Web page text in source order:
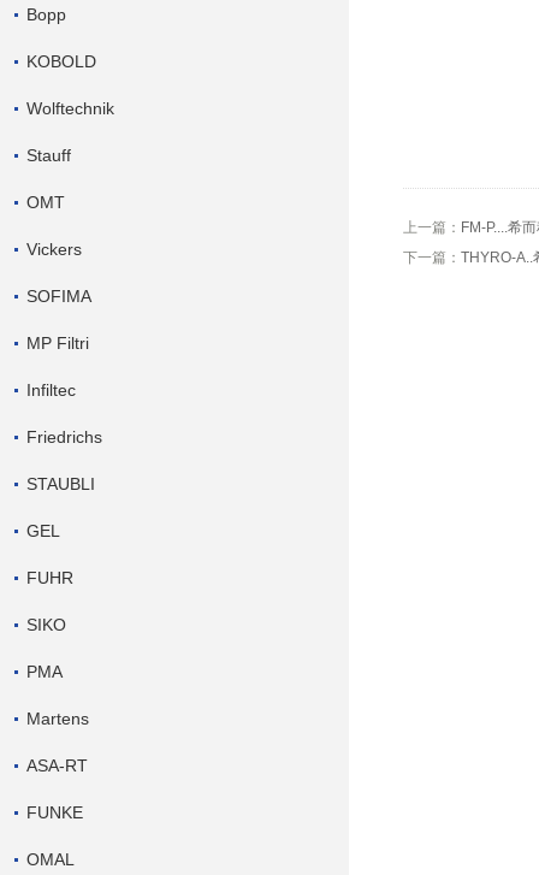
Bopp
KOBOLD
Wolftechnik
Stauff
OMT
Vickers
SOFIMA
MP Filtri
Infiltec
Friedrichs
STAUBLI
GEL
FUHR
SIKO
PMA
Martens
ASA-RT
FUNKE
OMAL
上一篇： FM-P....希
下一篇： THYRO-A..